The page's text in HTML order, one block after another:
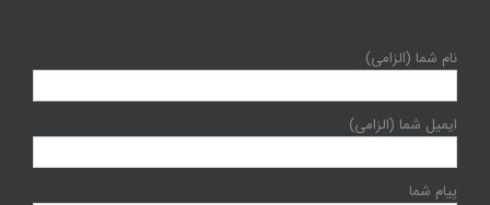
نام شما (الزامی)
ایمیل شما (الزامی)
پیام شما